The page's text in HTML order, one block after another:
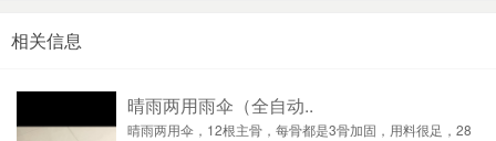
相关信息
晴雨两用雨伞（全自动..
晴雨两用伞，12根主骨，每骨都是3骨加固，用料很足，28